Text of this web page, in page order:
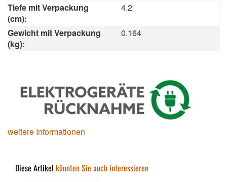
Tiefe mit Verpackung
(cm):
4.2
Gewicht mit Verpackung
(kg):
0.164
weitere Informationen
Diese Artikel könnten Sie auch interessieren